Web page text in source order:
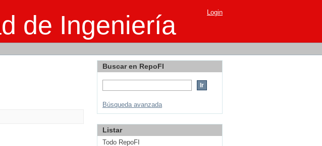
de Ingeniería Login
Buscar en RepoFI
Búsqueda avanzada
Listar
Todo RepoFI